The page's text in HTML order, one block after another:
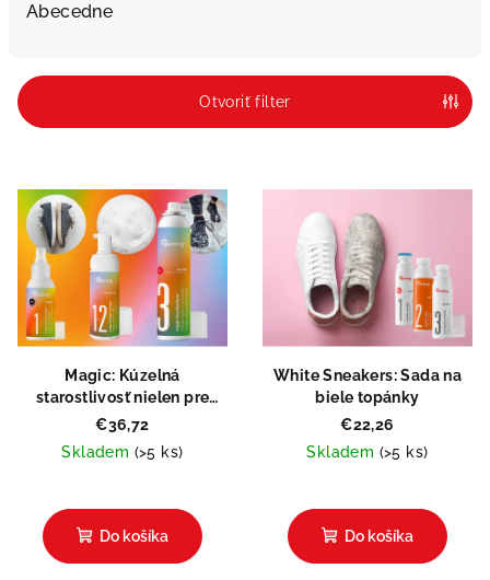
e
o
d
o
Abecedne
Otvoriť filter
V
ý
p
Magic: Kúzelná
starostlivosť nielen pre
tenisky
€36,72
Skladem (>5 ks)
Do košíka
White Sneakers: Sada na
biele topánky
€22,26
Skladem (>5 ks)
hodnotenie
produktu
Do košíka